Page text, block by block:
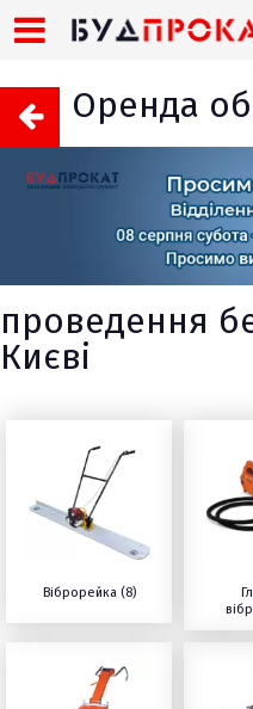
Оренда
проведення
Києві
Віброрейка (8)